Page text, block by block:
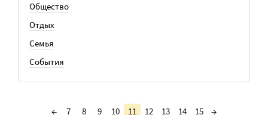
Общество
Отдых
Семья
События
← 7 8 9 10 11 12 13 14 15 →